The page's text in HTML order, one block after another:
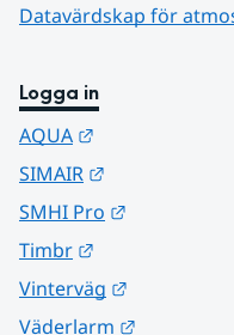
Datavärdskap för
Logga in
AQUA
SIMAIR
SMHI Pro
Timbr
Vinterväg
Väderlarm